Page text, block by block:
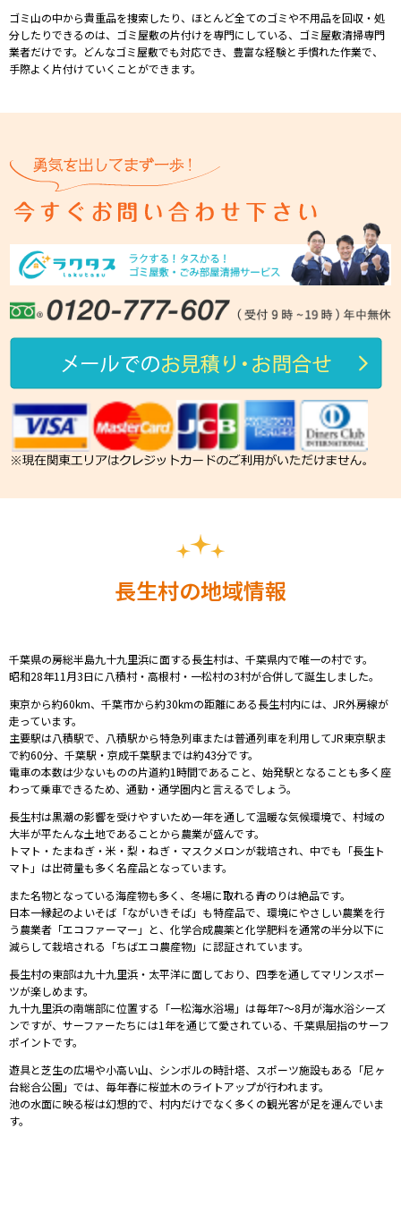
ゴミ⼭の中から貴重品を捜索したり、ほとんど全てのゴミや不⽤品を回収・処
分したりできるのは、ゴミ屋敷の⽚付けを専⾨にしている、ゴミ屋敷清掃専⾨
業者だけです。どんなゴミ屋敷でも対応でき、豊富な経験と⼿慣れた作業で、
⼿際よく⽚付けていくことができます。
長生村の地域情報
千葉県の房総半島九十九里浜に面する長生村は、千葉県内で唯一の村です。
昭和28年11月3日に八積村・高根村・一松村の3村が合併して誕生しました。
東京から約60km、千葉市から約30kmの距離にある長生村内には、JR外房線が
走っています。
主要駅は八積駅で、八積駅から特急列車または普通列車を利用してJR東京駅ま
で約60分、千葉駅・京成千葉駅までは約43分です。
電車の本数は少ないものの片道約1時間であること、始発駅となることも多く座
わって乗車できるため、通勤・通学圏内と言えるでしょう。
長生村は黒潮の影響を受けやすいため一年を通して温暖な気候環境で、村域の
大半が平たんな土地であることから農業が盛んです。
トマト・たまねぎ・米・梨・ねぎ・マスクメロンが栽培され、中でも「長生ト
マト」は出荷量も多く名産品となっています。
また名物となっている海産物も多く、冬場に取れる青のりは絶品です。
日本一縁起のよいそば「ながいきそば」も特産品で、環境にやさしい農業を行
う農業者「エコファーマー」と、化学合成農薬と化学肥料を通常の半分以下に
減らして栽培される「ちばエコ農産物」に認証されています。
長生村の東部は九十九里浜・太平洋に面しており、四季を通してマリンスポー
ツが楽しめます。
九十九里浜の南端部に位置する「一松海水浴場」は毎年7〜8月が海水浴シーズ
ンですが、サーファーたちには1年を通じて愛されている、千葉県屈指のサーフ
ポイントです。
遊具と芝生の広場や小高い山、 シンボルの時計塔、スポーツ施設もある「尼ヶ
台総合公園」では、毎年春に桜並木のライトアップが行われます。
池の水面に映る桜は幻想的で、村内だけでなく多くの観光客が足を運んでいま
す。